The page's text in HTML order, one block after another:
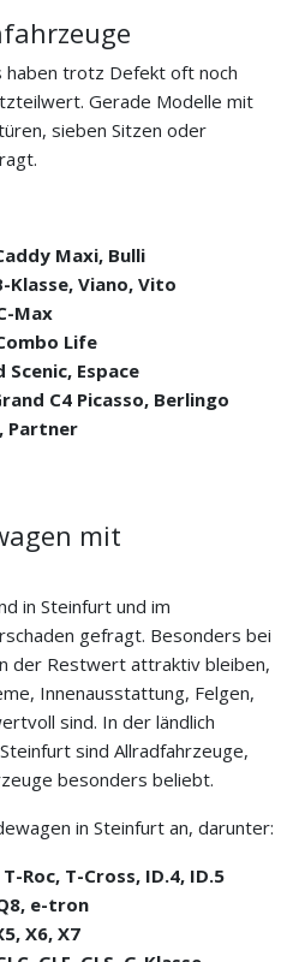
haben trotz Defekt oft noch
Gerade Modelle mit
sieben Sitzen oder
Maxi, Bulli
Klasse, Viano, Vito
Max
Life
Scenic, Espace
C4 Picasso, Berlingo
Partner
mit
in Steinfurt und im
gefragt. Besonders bei
der Restwert attraktiv bleiben,
Innenausstattung, Felgen,
sind. In der ländlich
sind Allradfahrzeuge,
besonders beliebt.
in Steinfurt an, darunter:
Roc, T-Cross, ID.4, ID.5
e-tron
X6, X7